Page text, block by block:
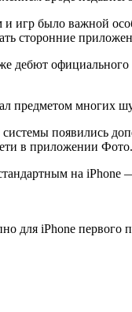
игр было важной
сторонние
дебют
предметом многих
появились
в приложении
на
для iPhone первого